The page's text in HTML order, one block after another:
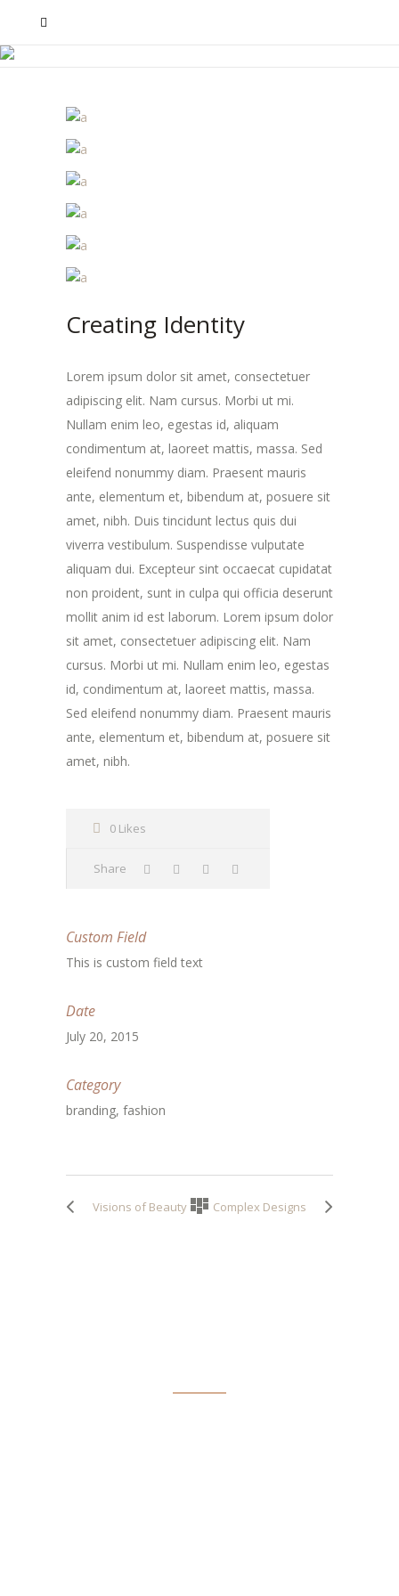
Creating Identity
Lorem ipsum dolor sit amet, consectetuer
adipiscing elit. Nam cursus. Morbi ut mi.
Nullam enim leo, egestas id, aliquam
condimentum at, laoreet mattis, massa. Sed
eleifend nonummy diam. Praesent mauris
ante, elementum et, bibendum at, posuere sit
amet, nibh. Duis tincidunt lectus quis dui
viverra vestibulum. Suspendisse vulputate
aliquam dui. Excepteur sint occaecat cupidatat
non proident, sunt in culpa qui officia deserunt
mollit anim id est laborum. Lorem ipsum dolor
sit amet, consectetuer adipiscing elit. Nam
cursus. Morbi ut mi. Nullam enim leo, egestas
id, condimentum at, laoreet mattis, massa.
Sed eleifend nonummy diam. Praesent mauris
ante, elementum et, bibendum at, posuere sit
amet, nibh.
0 Likes
Share
Custom Field
This is custom field text
Date
July 20, 2015
Category
branding, fashion
Visions of Beauty Complex Designs